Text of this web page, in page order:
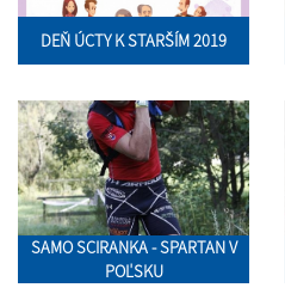
DEŇ ÚCTY K STARŠÍM 2019
SAMO SCIRANKA - SPARTAN V
POĽSKU